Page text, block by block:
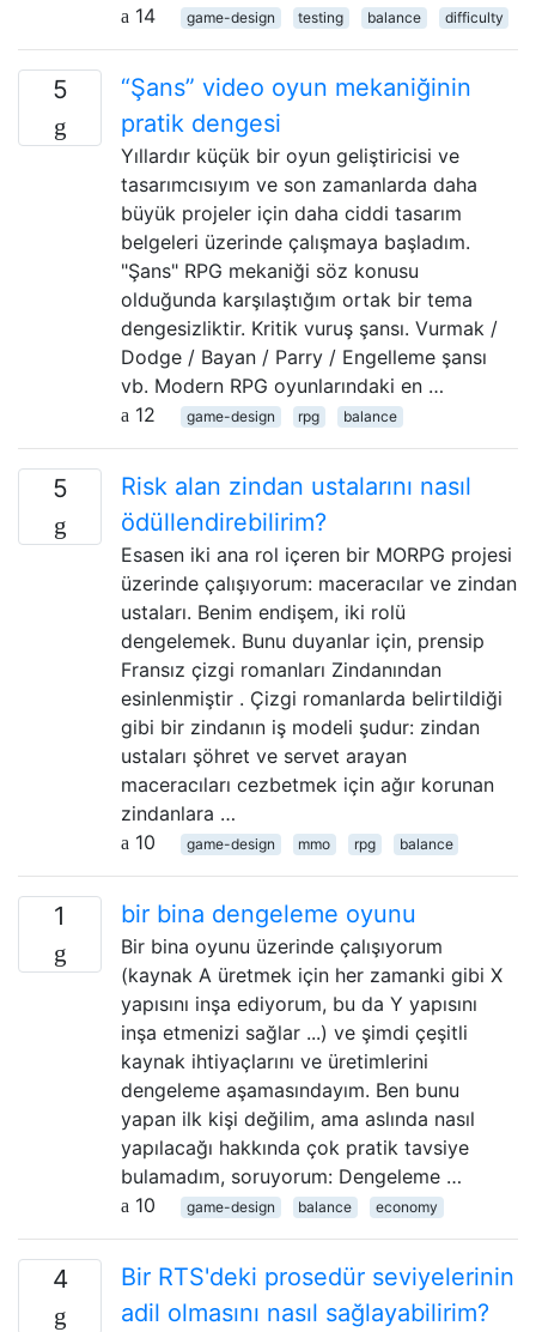
14
game-design testing balance difficulty
5
“Şans” video oyun mekaniğinin
pratik dengesi
Yıllardır küçük bir oyun geliştiricisi ve
tasarımcısıyım ve son zamanlarda daha
büyük projeler için daha ciddi tasarım
belgeleri üzerinde çalışmaya başladım.
"Şans" RPG mekaniği söz konusu
olduğunda karşılaştığım ortak bir tema
dengesizliktir. Kritik vuruş şansı. Vurmak /
Dodge / Bayan / Parry / Engelleme şansı
vb. Modern RPG oyunlarındaki en …
12
game-design rpg balance
5
Risk alan zindan ustalarını nasıl
ödüllendirebilirim?
Esasen iki ana rol içeren bir MORPG projesi
üzerinde çalışıyorum: maceracılar ve zindan
ustaları. Benim endişem, iki rolü
dengelemek. Bunu duyanlar için, prensip
Fransız çizgi romanları Zindanından
esinlenmiştir . Çizgi romanlarda belirtildiği
gibi bir zindanın iş modeli şudur: zindan
ustaları şöhret ve servet arayan
maceracıları cezbetmek için ağır korunan
zindanlara …
10
game-design mmo rpg balance
1 bir bina dengeleme oyunu
Bir bina oyunu üzerinde çalışıyorum
(kaynak A üretmek için her zamanki gibi X
yapısını inşa ediyorum, bu da Y yapısını
inşa etmenizi sağlar ...) ve şimdi çeşitli
kaynak ihtiyaçlarını ve üretimlerini
dengeleme aşamasındayım. Ben bunu
yapan ilk kişi değilim, ama aslında nasıl
yapılacağı hakkında çok pratik tavsiye
bulamadım, soruyorum: Dengeleme …
10
game-design balance economy
4
Bir RTS'deki prosedür seviyelerinin
adil olmasını nasıl sağlayabilirim?